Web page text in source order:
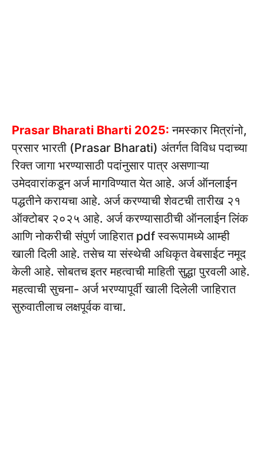
Prasar Bharati Bharti 2025: नमस्कार मित्रांनो,
प्रसार भारती (Prasar Bharati) अंतर्गत विविध पदाच्या
रिक्त जागा भरण्यासाठी पदांनुसार पात्र असणाऱ्या
उमेदवारांकडून अर्ज मागविण्यात येत आहे. अर्ज ऑनलाईन
पद्धतीने करायचा आहे. अर्ज करण्याची शेवटची तारीख २१
ऑक्टोबर २०२५ आहे. अर्ज करण्यासाठीची ऑनलाईन लिंक
आणि नोकरीची संपुर्ण जाहिरात pdf स्वरूपामध्ये आम्ही
खाली दिली आहे. तसेच या संस्थेची अधिकृत वेबसाईट नमूद
केली आहे. सोबतच इतर महत्वाची माहिती सुद्धा पुरवली आहे.
महत्वाची सुचना- अर्ज भरण्यापूर्वी खाली दिलेली जाहिरात
सुरुवातीलाच लक्षपूर्वक वाचा.